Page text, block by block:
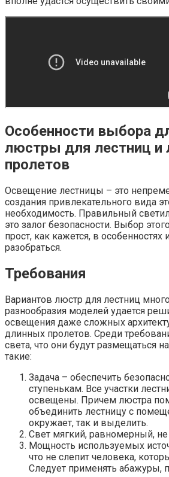
Особенности выбора
люстры для лестниц и
пролетов
Освещение лестницы – это
создания привлекательного вида
необходимость. Правильный
это залог безопасности. Выбор
прост, как кажется, в
разобраться.
Требования
Вариантов люстр для лестниц
разнообразия моделей удается
освещения даже сложных
длинных пролетов. Среди
света, что они будут размещаться
такие:
Задача – обеспечить
ступенькам. Все участки
освещены. Причем люстра
объединить лестницу с
окружает, так и выделить.
Свет мягкий, равномерный, не
Мощность используемых
что не слепит человека,
Следует применять абажуры,